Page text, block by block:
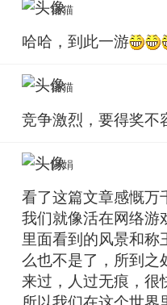
猫猫
哈哈，到此一游
猫猫
竞争激烈，要得奖不
阿娟
看了这篇文章感慨万
我们就像活在网络游
里面看到的风景和称
么也不是了，所到之
来过，人过无痕，很